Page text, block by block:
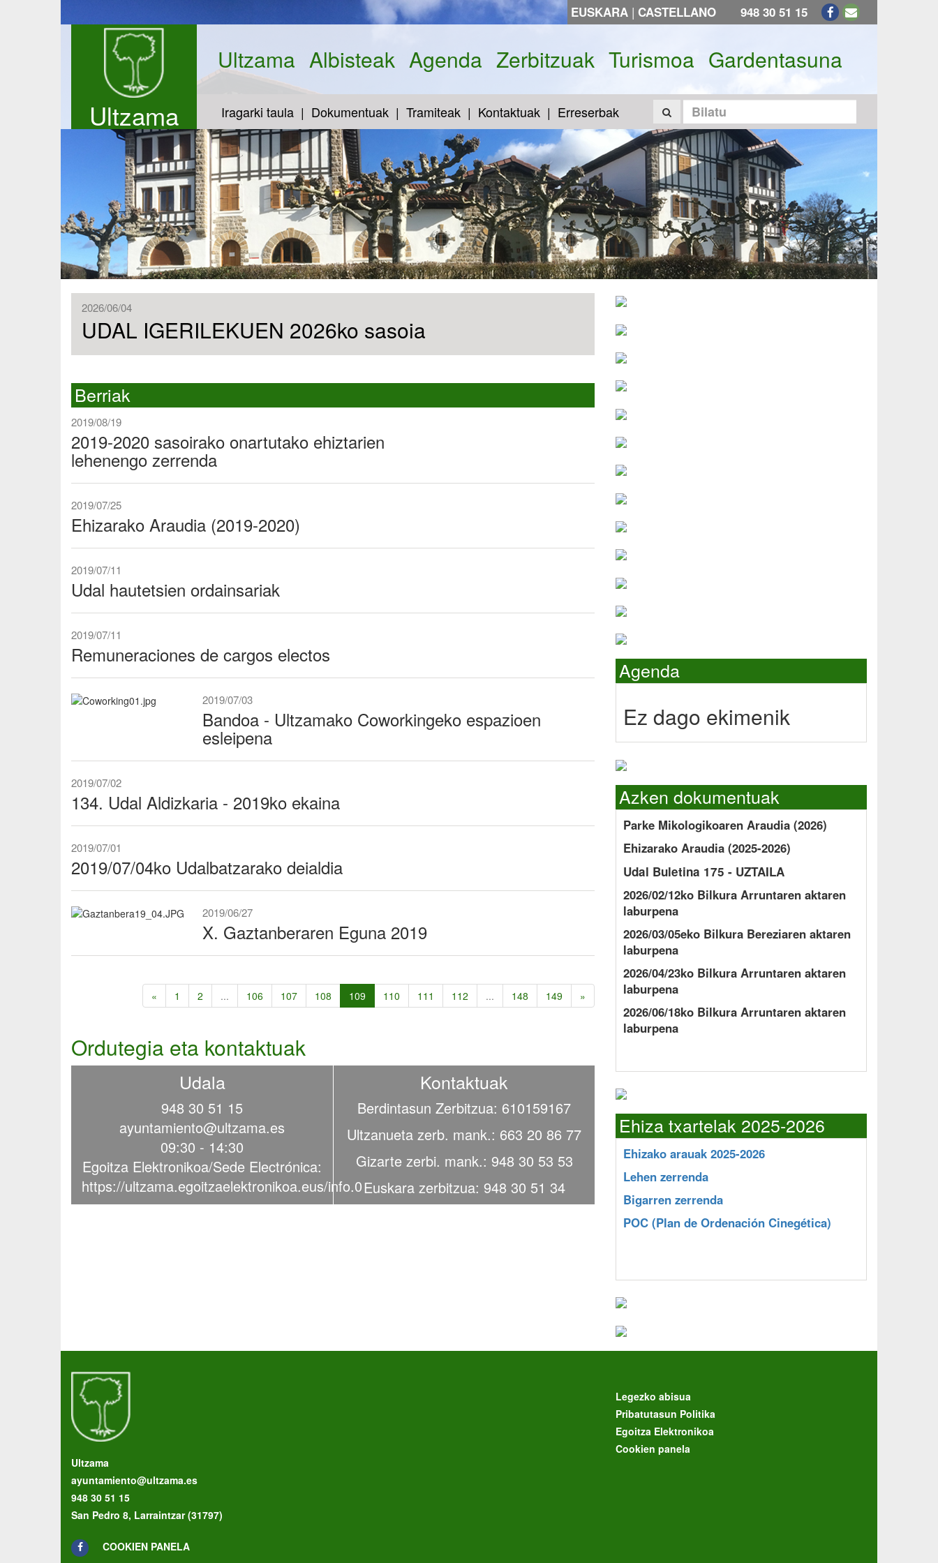
EUSKARA | CASTELLANO 948 30 51 15
Ultzama
Ultzama Albisteak Agenda Zerbitzuak Turismoa Gardentasuna
Iragarki taula Dokumentuak Tramiteak Kontaktuak Erreserbak
2026/06/04
UDAL IGERILEKUEN 2026ko sasoia
Berriak
2019/08/19
2019-2020 sasoirako onartutako ehiztarien
lehenengo zerrenda
2019/07/25
Ehizarako Araudia (2019-2020)
2019/07/11
Udal hautetsien ordainsariak
2019/07/11
Remuneraciones de cargos electos
2019/07/03
Bandoa - Ultzamako Coworkingeko espazioen
esleipena
2019/07/02
134. Udal Aldizkaria - 2019ko ekaina
2019/07/01
2019/07/04ko Udalbatzarako deialdia
2019/06/27
X. Gaztanberaren Eguna 2019
« 1 2 ... 106 107 108 109 110 111 112 ... 148 149 »
Ordutegia eta kontaktuak
Udala
948 30 51 15
ayuntamiento@ultzama.es
09:30 - 14:30
Egoitza Elektronikoa/Sede Electrónica:
https://ultzama.egoitzaelektronikoa.eus/info.0
Kontaktuak
Berdintasun Zerbitzua: 610159167
Ultzanueta zerb. mank.: 663 20 86 77
Gizarte zerbi. mank.: 948 30 53 53
Euskara zerbitzua: 948 30 51 34
Agenda
Ez dago ekimenik
Azken dokumentuak
Parke Mikologikoaren Araudia (2026)
Ehizarako Araudia (2025-2026)
Udal Buletina 175 - UZTAILA
2026/02/12ko Bilkura Arruntaren aktaren
laburpena
2026/03/05eko Bilkura Bereziaren aktaren
laburpena
2026/04/23ko Bilkura Arruntaren aktaren
laburpena
2026/06/18ko Bilkura Arruntaren aktaren
laburpena
Ehiza txartelak 2025-2026
Ehizako arauak 2025-2026
Lehen zerrenda
Bigarren zerrenda
POC (Plan de Ordenación Cinegética)
Ultzama
ayuntamiento@ultzama.es
948 30 51 15
San Pedro 8, Larraintzar (31797)
COOKIEN PANELA
Legezko abisua
Pribatutasun Politika
Egoitza Elektronikoa
Cookien panela